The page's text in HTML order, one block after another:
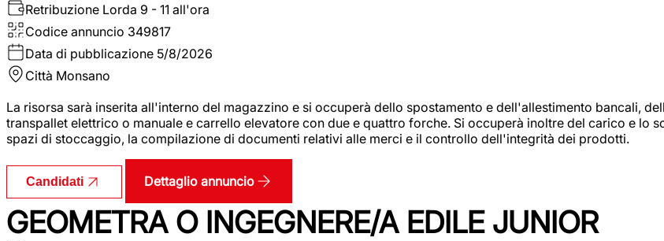
Retribuzione Lorda 9 - 11 all'ora
Codice annuncio 349817
Data di pubblicazione 5/8/2026
Città Monsano
La risorsa sarà inserita all'interno del magazzino e si occuperà dello spostamento e dell'allestimento bancali,
transpallet elettrico o manuale e carrello elevatore con due e quattro forche. Si occuperà inoltre del carico e
spazi di stoccaggio, la compilazione di documenti relativi alle merci e il controllo dell'integrità dei prodotti.
Candidati Dettaglio annuncio
GEOMETRA O INGEGNERE/A EDILE JUNIOR